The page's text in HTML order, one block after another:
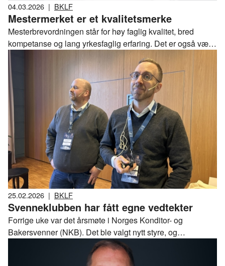
04.03.2026 | BKLF
Mestermerket er et kvalitetsmerke
Mesterbrevordningen står for høy faglig kvalitet, bred
kompetanse og lang yrkesfaglig erfaring. Det er også være
et kvalitetstempel som bedrifter kan benytte i sin
markedsføring og rekruttering til faget. Men hvordan brukes
dette merke i Baker- og Konditorbransjen, spør
bransjedirektør i BKLF, Gunnar Bakke.
25.02.2026 | BKLF
Svenneklubben har fått egne vedtekter
Forrige uke var det årsmøte i Norges Konditor- og
Bakersvenner (NKB). Det ble valgt nytt styre, og
svenneklubben har for første gang vedtatt egne vedtekter.